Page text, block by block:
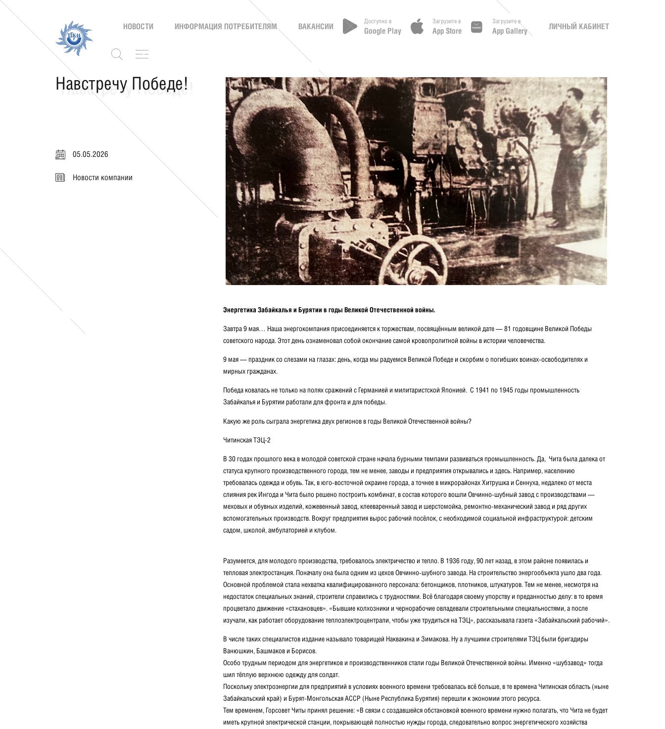
НОВОСТИ ИНФОРМАЦИЯ ПОТРЕБИТЕЛЯМ ВАКАНСИИ
Доступно в
Google Play
Загрузите в
App Store
Загрузите в
App Gallery
ЛИЧНЫЙ КАБИНЕТ
Навстречу Победе!
05.05.2026
Новости компании
Энергетика Забайкалья и Бурятии в годы Великой Отечественной войны.
Завтра 9 мая… Наша энергокомпания присоединяется к торжествам, посвящённым великой дате — 81 годовщине Великой Победы
советского народа. Этот день ознаменовал собой окончание самой кровопролитной войны в истории человечества.
9 мая — праздник со слезами на глазах: день, когда мы радуемся Великой Победе и скорбим о погибших воинах-освободителях и
мирных гражданах.
Победа ковалась не только на полях сражений с Германией и милитаристской Японией. С 1941 по 1945 годы промышленность
Забайкалья и Бурятии работали для фронта и для победы.
Какую же роль сыграла энергетика двух регионов в годы Великой Отечественной войны?
Читинская ТЭЦ-2
В 30 годах прошлого века в молодой советской стране начала бурными темпами развиваться промышленность. Да, Чита была далека от
статуса крупного производственного города, тем не менее, заводы и предприятия открывались и здесь. Например, населению
требовалась одежда и обувь. Так, в юго-восточной окраине города, а точнее в микрорайонах Хитрушка и Сеннуха, недалеко от места
слияния рек Ингода и Чита было решено построить комбинат, в состав которого вошли Овчинно-шубный завод с производствами —
меховых и обувных изделий, кожевенный завод, клееваренный завод и шерстомойка, ремонтно-механический завод и ряд других
вспомогательных производств. Вокруг предприятия вырос рабочий посёлок, с необходимой социальной инфраструктурой: детским
садом, школой, амбулаторией и клубом.
Разумеется, для молодого производства, требовалось электричество и тепло. В 1936 году, 90 лет назад, в этом районе появилась и
тепловая электростанция. Поначалу она была одним из цехов Овчинно-шубного завода. На строительство энергообъекта ушло два года.
Основной проблемой стала нехватка квалифицированного персонала: бетонщиков, плотников, штукатуров. Тем не менее, несмотря на
недостаток специальных знаний, строители справились с трудностями. Всё благодаря своему упорству и преданностью делу: в то время
процветало движение «стахановцев». «Бывшие колхозники и чернорабочие овладевали строительными специальностями, а после
изучали, как работает оборудование теплоэлектроцентрали, чтобы уже трудиться на ТЭЦ», рассказывала газета «Забайкальский рабочий».
В числе таких специалистов издание называло товарищей Наквакина и Зимакова. Ну а лучшими строителями ТЭЦ были бригадиры
Ванюшкин, Башмаков и Борисов.
Особо трудным периодом для энергетиков и производственников стали годы Великой Отечественной войны. Именно «шубзавод» тогда
шил тёплую верхнюю одежду для солдат.
Поскольку электроэнергии для предприятий в условиях военного времени требовалась всё больше, в те времена Читинская область (ныне
Забайкальский край) и Бурят-Монгольская АССР (Ныне Республика Бурятия) перешли к экономии этого ресурса.
Тем временем, Горсовет Читы принял решение: «В связи с создавшейся обстановкой военного времени нужно полагать, что Чита не будет
иметь крупной электрической станции, покрывающей полностью нужды города, следовательно вопрос энергетического хозяйства